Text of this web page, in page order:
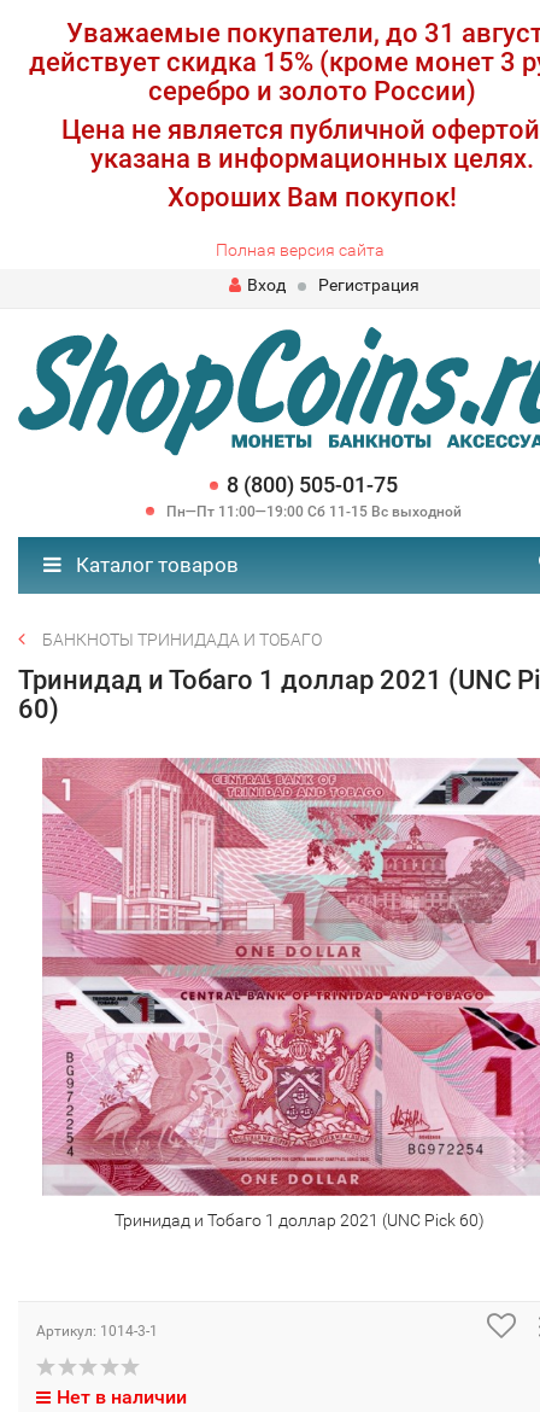
Уважаемые покупатели, до 31
действует скидка 15% (кроме монет 3
серебро и золото России)
Цена не является публичной
указана в информационных целях.
Хороших Вам покупок!
Полная версия сайта
Вход
Регистрация
8 (800) 505-01-75
Пн—Пт 11:00—19:00 Сб 11-15 Вс выходной
Каталог товаров
БАНКНОТЫ ТРИНИДАДА И ТОБАГО
Тринидад и Тобаго 1 доллар 2021 (UNC
60)
Тринидад и Тобаго 1 доллар 2021 (UNC Pick 60)
Артикул: 1014-3-1
Нет в наличии